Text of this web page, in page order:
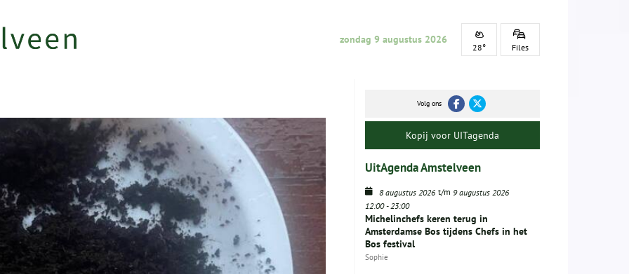
zondag 9 augustus 2026
28° Files
Volg ons
Kopij voor UITagenda
UitAgenda Amstelveen
8 augustus 2026 t/m 9 augustus 2026
12:00-23:00
Michelinchefs keren terug in
Amsterdamse Bos tijdens Chefs in het
Bos festival
Sophie